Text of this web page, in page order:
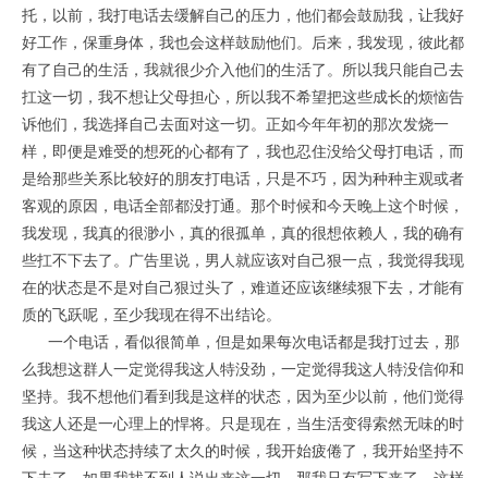
托，以前，我打电话去缓解自己的压力，他们都会鼓励我，让我好
好工作，保重身体，我也会这样鼓励他们。后来，我发现，彼此都
有了自己的生活，我就很少介入他们的生活了。所以我只能自己去
扛这一切，我不想让父母担心，所以我不希望把这些成长的烦恼告
诉他们，我选择自己去面对这一切。正如今年年初的那次发烧一
样，即便是难受的想死的心都有了，我也忍住没给父母打电话，而
是给那些关系比较好的朋友打电话，只是不巧，因为种种主观或者
客观的原因，电话全部都没打通。那个时候和今天晚上这个时候，
我发现，我真的很渺小，真的很孤单，真的很想依赖人，我的确有
些扛不下去了。广告里说，男人就应该对自己狠一点，我觉得我现
在的状态是不是对自己狠过头了，难道还应该继续狠下去，才能有
质的飞跃呢，至少我现在得不出结论。
一个电话，看似很简单，但是如果每次电话都是我打过去，那
么我想这群人一定觉得我这人特没劲，一定觉得我这人特没信仰和
坚持。我不想他们看到我是这样的状态，因为至少以前，他们觉得
我这人还是一心理上的悍将。只是现在，当生活变得索然无味的时
候，当这种状态持续了太久的时候，我开始疲倦了，我开始坚持不